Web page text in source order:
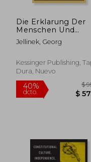
40%
Die Erklarung Der
Menschen Und
Burgerrechte: Ein
Beitrag Modernen
(1904) (en Alemán)
Jellinek, Georg
Kessinger Publishing,
Dura, Nuevo